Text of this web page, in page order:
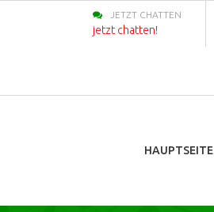
JETZT CHATTEN
jetzt chatten!
HAUPTSEITE